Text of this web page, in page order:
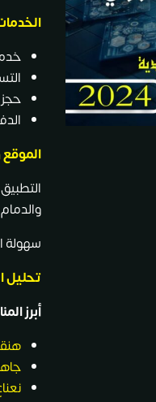
الموقع
سهولة
تحليل
أبرز